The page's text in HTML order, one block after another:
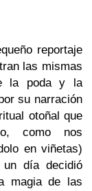
reportaje
las mismas
la poda y la
su narración
otoñal que
como nos
en viñetas)
un día decidió
magia de las